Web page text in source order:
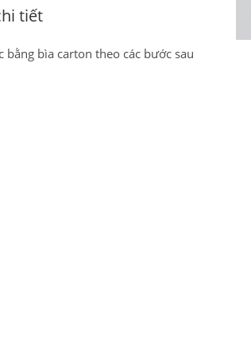
tiết
bìa carton theo các bước sau